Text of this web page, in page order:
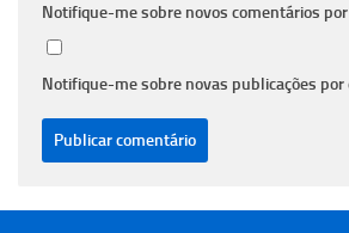
Notifique-me sobre novos comentários
Notifique-me sobre novas publicações